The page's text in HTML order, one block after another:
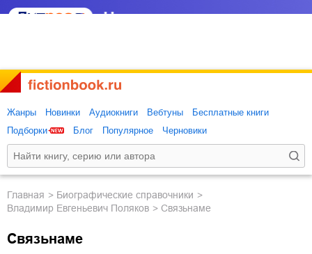
Жанры Новинки Аудиокниги Вебтуны
Бесплатные книги
Подборки
Блог Популярное Черновики
Главная
биографические справочники
Владимир Евгеньевич Поляков
Связьнаме
Связьнаме